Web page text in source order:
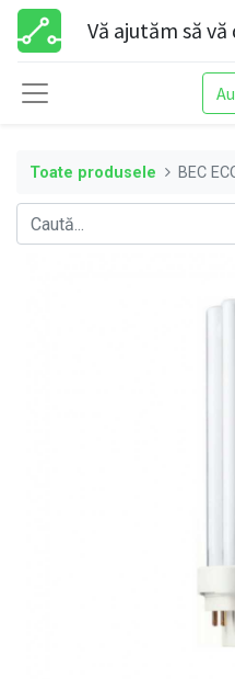
Vă ajutăm să
Toate produsele BEC